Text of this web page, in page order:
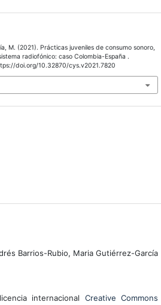
M. (2021). Prácticas juveniles de consumo sonoro,
radiofónico: caso Colombia-España .
doi.org/10.32870/cys.v2021.7820
Barrios-Rubio, Maria Gutiérrez-García
internacional Creative Commons